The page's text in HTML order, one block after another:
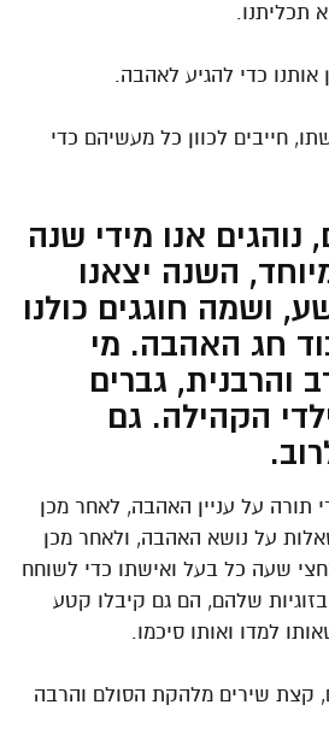
תכליתנו.
אותנו כדי להגיע לאהבה.
חייבים לכוון כל מעשיהם כדי
אנו מידי שנה
השנה יצאנו
ושמה חוגגים כולנו
חג האהבה. מי
והרבנית, גברים
הקהילה. גם
על עניין האהבה, לאחר מכן
על נושא האהבה, ולאחר מכן
שעה כל בעל ואישתו כדי לשוחח
שלהם, הם גם קיבלו קטע
למדו ואותו סיכמו.
קצת שירים מלהקת הסולם והרבה